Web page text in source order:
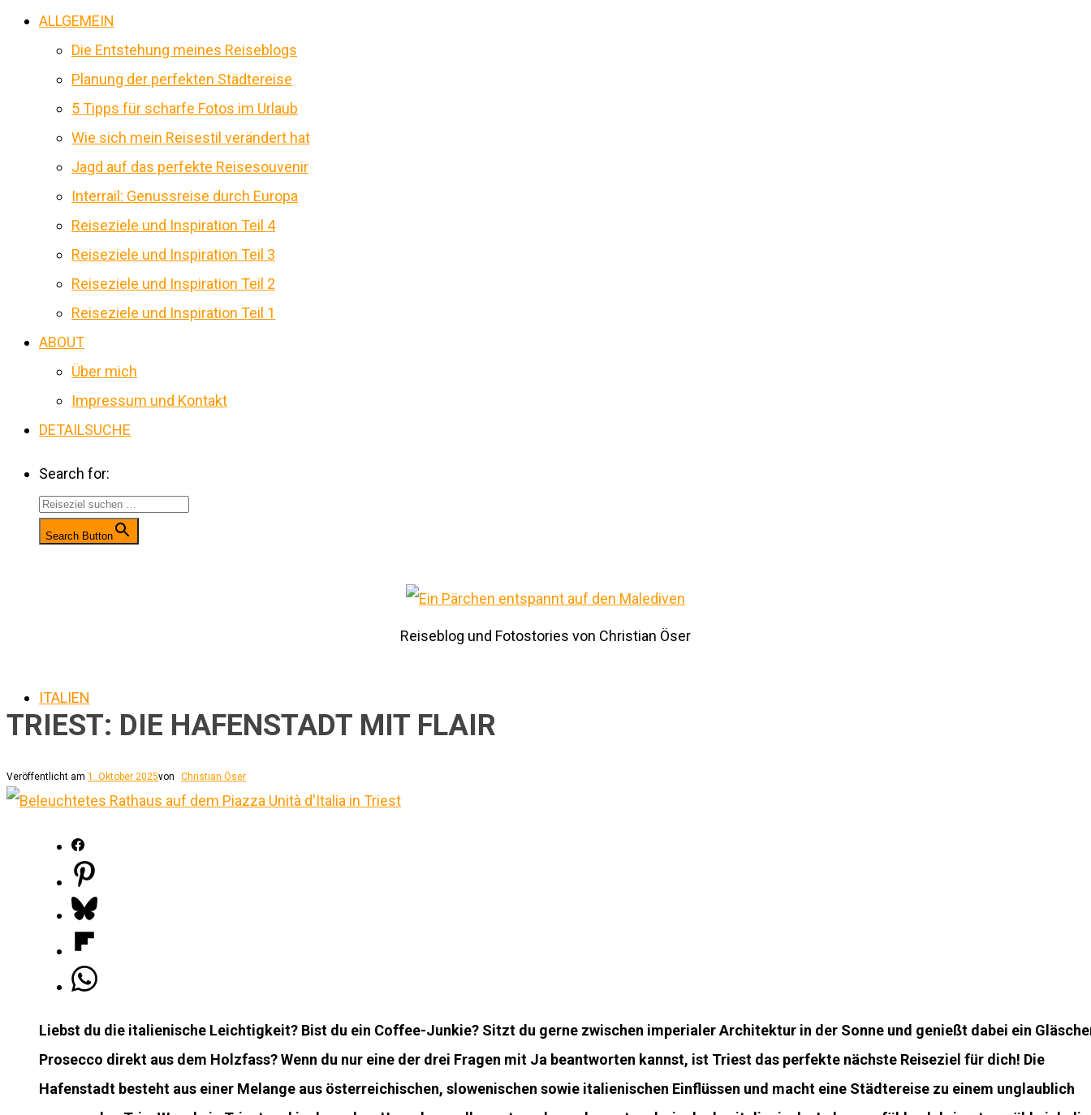
ALLGEMEIN
Die Entstehung meines Reiseblogs
Planung der perfekten Städtereise
5 Tipps für scharfe Fotos im Urlaub
Wie sich mein Reisestil verändert hat
Jagd auf das perfekte Reisesouvenir
Interrail: Genussreise durch Europa
Reiseziele und Inspiration Teil 4
Reiseziele und Inspiration Teil 3
Reiseziele und Inspiration Teil 2
Reiseziele und Inspiration Teil 1
ABOUT
Über mich
Impressum und Kontakt
DETAILSUCHE
Search for:
Search Button
Reiseblog und Fotostories von Christian Öser
ITALIEN
TRIEST: DIE HAFENSTADT MIT FLAIR
Veröffentlicht am 1. Oktober 2025von Christian Öser
Liebst du die italienische Leichtigkeit? Bist du ein Coffee-Junkie? Sitzt du gerne zwischen imperialer Architektur in der Sonne und genießt dabei ein
Prosecco direkt aus dem Holzfass? Wenn du nur eine der drei Fragen mit Ja beantworten kannst, ist Triest das perfekte nächste Reiseziel für dich! Die
Hafenstadt besteht aus einer Melange aus österreichischen, slowenischen sowie italienischen Einflüssen und macht eine Städtereise zu einem unglaublich